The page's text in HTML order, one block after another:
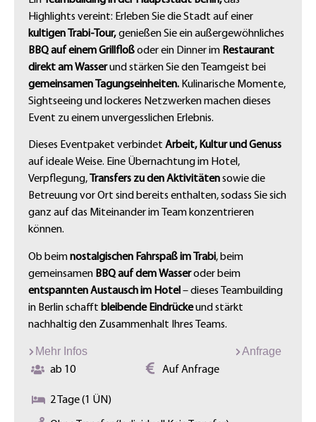
Highlights vereint: Erleben Sie die Stadt auf einer
kultigen Trabi-Tour,genießen Sie ein außergewöhnliches
BBQ auf einem Grillfloßoder ein Dinner im Restaurant
direkt am Wasserund stärken Sie den Teamgeist bei
gemeinsamen Tagungseinheiten. Kulinarische Momente,
Sightseeing und lockeres Netzwerken machen dieses
Event zu einem unvergesslichen Erlebnis.
Dieses Eventpaket verbindet Arbeit, Kultur und Genuss
auf ideale Weise. Eine Übernachtung im Hotel,
Verpflegung, Transfers zu den Aktivitätensowie die
Betreuung vor Ort sind bereits enthalten, sodass Sie sich
ganz auf das Miteinander im Team konzentrieren
können.
Ob beimnostalgischen Fahrspaß im Trabi, beim
gemeinsamen BBQ auf dem Wasseroder beim
entspannten Austausch im Hotel – dieses Teambuilding
in Berlin schafft bleibende Eindrückeund stärkt
nachhaltig den Zusammenhalt Ihres Teams.
Mehr Infos
Anfrage
ab 10
Auf Anfrage
2 Tage (1 ÜN)